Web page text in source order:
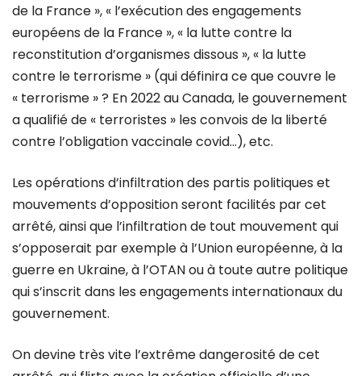
de la France », « l’exécution des engagements
européens de la France », « la lutte contre la
reconstitution d’organismes dissous », « la lutte
contre le terrorisme » (qui définira ce que couvre le
« terrorisme » ? En 2022 au Canada, le gouvernement
a qualifié de « terroristes » les convois de la liberté
contre l’obligation vaccinale covid…), etc.
Les opérations d’infiltration des partis politiques et
mouvements d’opposition seront facilités par cet
arrêté, ainsi que l’infiltration de tout mouvement qui
s’opposerait par exemple à l’Union européenne, à la
guerre en Ukraine, à l’OTAN ou à toute autre politique
qui s’inscrit dans les engagements internationaux du
gouvernement.
On devine très vite l’extrême dangerosité de cet